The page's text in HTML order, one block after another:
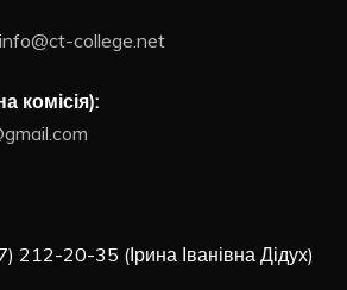
info@ct-college.net
комісія):
212-20-35 (Ірина Іванівна Дідух)